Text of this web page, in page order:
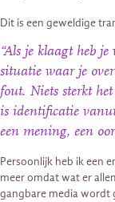
Dit is een geweldige
“Als je klaagt heb
situatie waar je
fout. Niets sterkt
is identificatie
een mening, een
Persoonlijk heb ik een
meer omdat wat er
gangbare media wordt